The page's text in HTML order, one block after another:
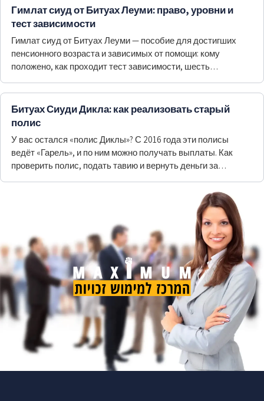
Гимлат сиуд от Битуах Леуми: право, уровни и
тест зависимости
Гимлат сиуд от Битуах Леуми — пособие для достигших
пенсионного возраста и зависимых от помощи: кому
положено, как проходит тест зависимости, шесть
Битуах Сиуди Дикла: как реализовать старый
полис
У вас остался «полис Диклы»? С 2016 года эти полисы
ведёт «Гарель», и по ним можно получать выплаты. Как
проверить полис, подать тавию и вернуть деньги за